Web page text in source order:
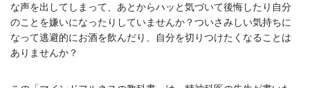
な声を出してしまって、あとからハッと気づいて後悔したり自分
のことを嫌いになったりしていませんか？ついさみしい気持ちに
なって逃避的にお酒を飲んだり、自分を切りつけたくなることは
ありませんか？